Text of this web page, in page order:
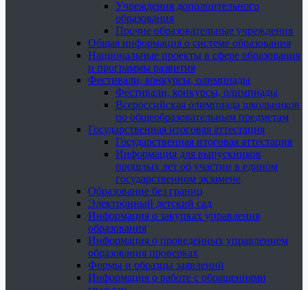
Учреждения дополнительного
образования
Прочие образовательные учреждения
Общая информация о системе образования
Национальные проекты в сфере образования
и программы развития
Фестивали, конкурсы, олимпиады
Фестивали, конкурсы, олимпиады
Всероссийская олимпиада школьников
по общеобразовательным предметам
Государственная итоговая аттестация
Государственная итоговая аттестация
Информация для выпускников
прошлых лет об участии в едином
государственном экзамене
Образование без границ
Электронный детский сад
Информация о закупках управления
образования
Информация о проведенных управлением
образования проверках
Формы и образцы заявлений
Информация о работе с обращениями